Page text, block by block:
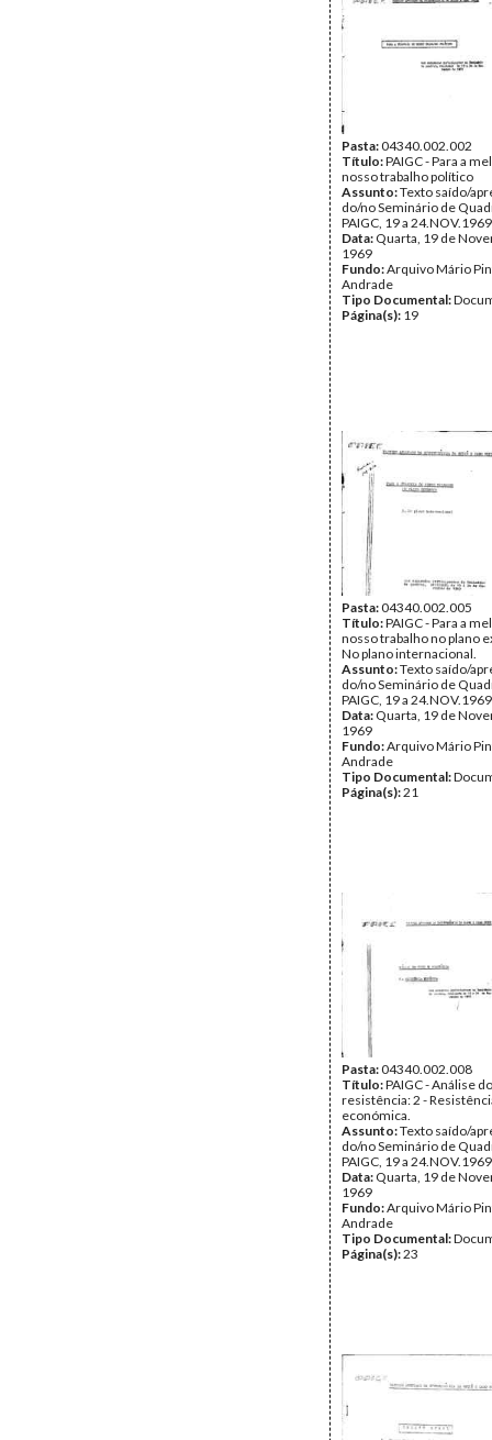
Pasta:04340.002.002
Título:PAIGC - Para a
nosso trabalho político
Assunto:Texto saído/
do/no Seminário de
PAIGC, 19 a
Data: Quarta, 19 de
1969
Fundo:Arquivo Mário
Andrade
Tipo Documental:
Página(s): 19
Pasta:04340.002.005
Título:PAIGC - Para a
nosso trabalho no plano
No plano internacional.
Assunto:Texto saído/
do/no Seminário de
PAIGC, 19 a
Data: Quarta, 19 de
1969
Fundo:Arquivo Mário
Andrade
Tipo Documental:
Página(s):21
Pasta:04340.002.008
Título:PAIGC - Análise
resistência: 2 -
económica.
Assunto:Texto saído/
do/no Seminário de
PAIGC, 19 a
Data: Quarta, 19 de
1969
Fundo:Arquivo Mário
Andrade
Tipo Documental:
Página(s):23